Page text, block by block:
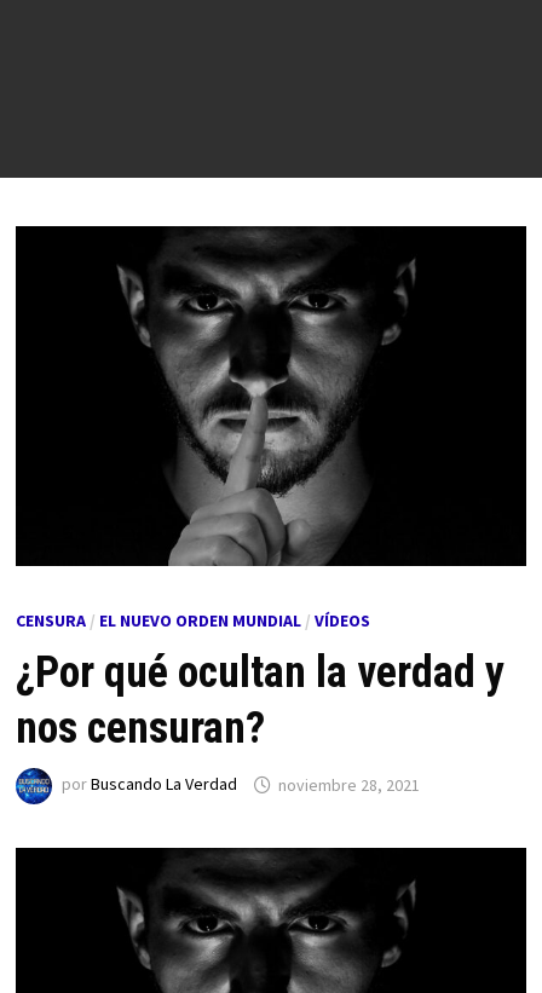
CENSURA/ EL NUEVO ORDEN MUNDIAL/ VÍDEOS
¿Por qué ocultan la verdad y
nos censuran?
porBuscando La Verdad noviembre 28, 2021